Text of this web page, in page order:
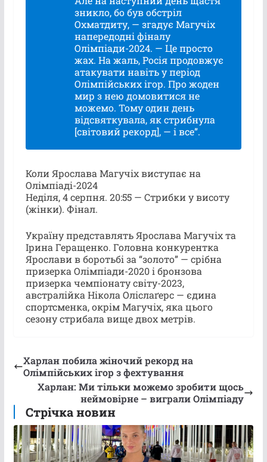
зникло, бо був обстріл
Охматдиту, — згадує Магучіх
напередодні фіналу
Олімпіади-2024. — Це просто
жах. На жаль, Росія продовжує
атакувати навіть у період
Олімпійських ігор. Про жоден
мир з нею домовитися не
можемо. Тому один день
відсвяткувала, як стрибнула
[світовий рекорд], — і все”.
Коли Ярослава Магучіх виступає на
Олімпіаді-2024
Неділя, 4 серпня. 20:55 — Стрибки у висоту
(жінки). Фінал.
Україну представлять Ярослава Магучіх та
Ірина Геращенко. Головна конкурентка
Ярослави в боротьбі за “золото” — срібна
призерка Олімпіади-2020 і бронзова
призерка чемпіонату світу-2023,
австралійка Нікола Оліслаґерс — єдина
спортсменка, окрім Магучіх, яка цього
сезону стрибала вище двох метрів.
Харлан побила жіночий рекорд на
Олімпійських ігор з фехтування
Харлан: Ми тільки можемо зробити щось
неймовірне – виграли Олімпіаду
Стрічка новин